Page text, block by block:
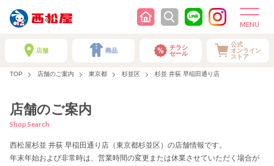
店舗 商品
チラシ
セール
公式
オンライン
ストア
TOP 店舗のご案内 東京都 杉並区 杉並 井荻 早稲田通り店
店舗のご案内
Shop Search
西松屋杉並 井荻 早稲田通り店（東京都杉並区）の店舗情報です。
年末年始および非常時は、営業時間の変更または休業させていただく場合が